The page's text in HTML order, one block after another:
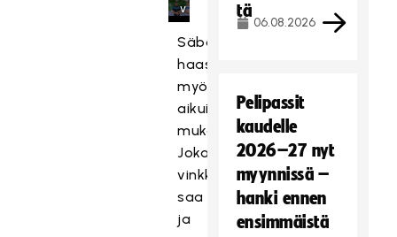
v
a
t
ii
m
a
r
k
Säbäkipinävinkit
haastavat
myös
aikuiset
mukaan!
Jokaista
vinkkiä
saa
ja
tä
06.08.2026
Pelipassit
kaudelle
2026–27 nyt
myynnissä –
hanki ennen
ensimmäistä